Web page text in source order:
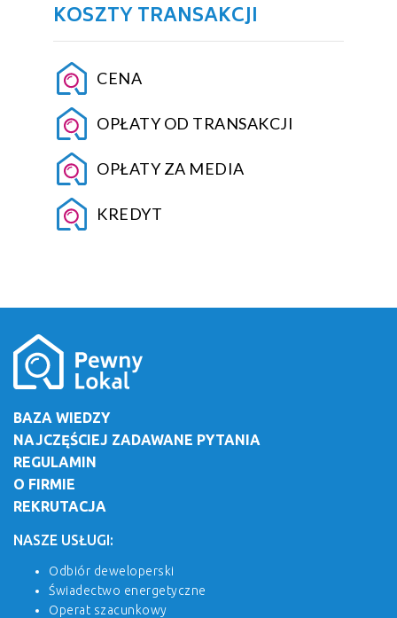
KOSZTY TRANSAKCJI
CENA
OPŁATY OD TRANSAKCJI
OPŁATY ZA MEDIA
KREDYT
BAZA WIEDZY
NAJCZĘŚCIEJ ZADAWANE PYTANIA
REGULAMIN
O FIRMIE
REKRUTACJA
NASZE USŁUGI:
Odbiór deweloperski
Świadectwo energetyczne
Operat szacunkowy